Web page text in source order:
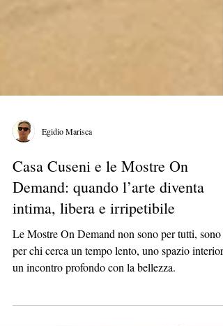
Egidio Marisca
Casa Cuseni e le Mostre On
Demand: quando l’arte diventa
intima, libera e irripetibile
per chi cerca un tempo lento, uno spazio